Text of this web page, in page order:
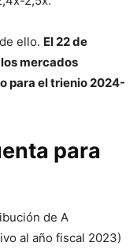
ello. El 22 de
mercados
para el trienio 2024-
para
de A
al año fiscal 2023)